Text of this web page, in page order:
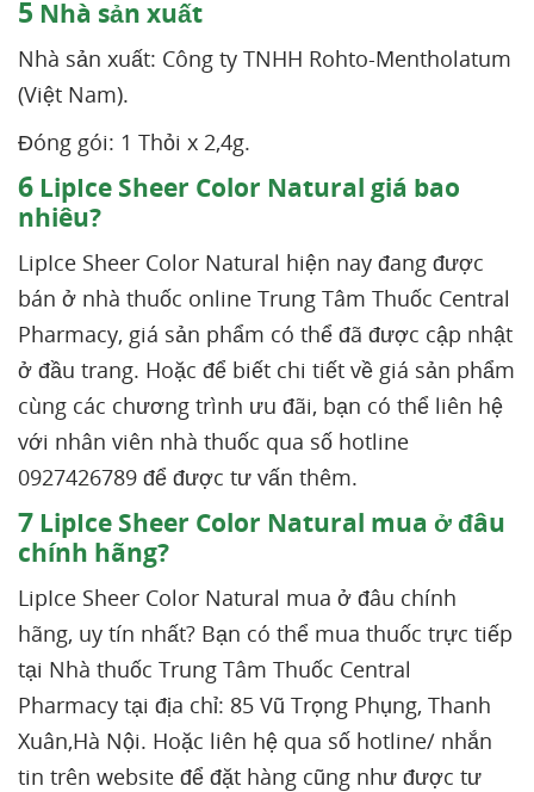
5 Nhà sản xuất
Nhà sản xuất: Công ty TNHH Rohto-Mentholatum
(Việt Nam).
Đóng gói: 1 Thỏi x 2,4g.
6 LipIce Sheer Color Natural giá bao
nhiêu?
LipIce Sheer Color Natural hiện nay đang được
bán ở nhà thuốc online Trung Tâm Thuốc Central
Pharmacy, giá sản phẩm có thể đã được cập nhật
ở đầu trang. Hoặc để biết chi tiết về giá sản phẩm
cùng các chương trình ưu đãi, bạn có thể liên hệ
với nhân viên nhà thuốc qua số hotline
0927426789 để được tư vấn thêm.
7 LipIce Sheer Color Natural mua ở đâu
chính hãng?
LipIce Sheer Color Natural mua ở đâu chính
hãng, uy tín nhất? Bạn có thể mua thuốc trực tiếp
tại Nhà thuốc Trung Tâm Thuốc Central
Pharmacy tại địa chỉ: 85 Vũ Trọng Phụng, Thanh
Xuân,Hà Nội. Hoặc liên hệ qua số hotline/ nhắn
tin trên website để đặt hàng cũng như được tư